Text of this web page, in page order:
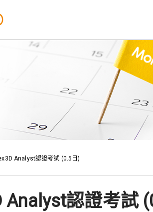
Analyst認證考試 (0.5日)
Analyst認證考試